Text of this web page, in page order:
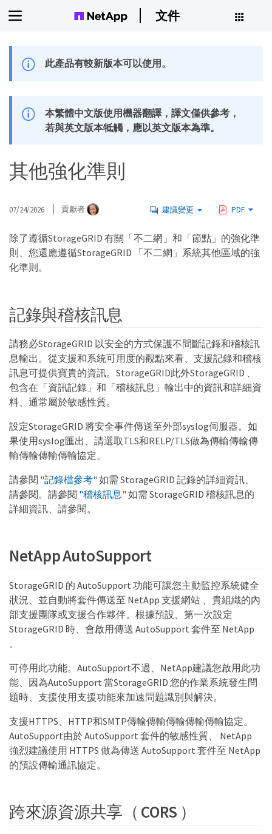
文件
此產品有較新版本可以使用。
本繁體中文版使用機器翻譯，譯文僅供參考，
若與英文版本牴觸，應以英文版本為準。
其他強化準則
07/24/2026 貢獻者 建議變更 PDF
除了遵循StorageGRID 有關「不二網」和「節點」的強化準
則、您還應遵循StorageGRID 「不二網」系統其他區域的強
化準則。
記錄與稽核訊息
請務必StorageGRID 以安全的方式保護不間斷記錄和稽核訊
息輸出。從支援和系統可用度的觀點來看、支援記錄和稽核
訊息可提供寶貴的資訊。StorageGRID此外StorageGRID 、
包含在「資訊記錄」和「稽核訊息」輸出中的資訊和詳細資
料、通常屬於敏感性質。
設定StorageGRID 將安全事件傳送至外部syslog伺服器。如
果使用syslog匯出、請選取TLS和RELP/TLS做為傳輸傳輸傳
輸傳輸傳輸傳輸協定。
請參閱 "記錄檔參考" 如需 StorageGRID 記錄的詳細資訊、
請參閱。請參閱 "稽核訊息" 如需 StorageGRID 稽核訊息的
詳細資訊、請參閱。
NetApp AutoSupport
StorageGRID 的 AutoSupport 功能可讓您主動監控系統健全
狀況、並自動將套件傳送至 NetApp 支援網站 、貴組織的內
部支援團隊或支援合作夥伴。根據預設、第一次設定
StorageGRID 時、會啟用傳送 AutoSupport 套件至 NetApp
。
可停用此功能。AutoSupport不過、NetApp建議您啟用此功
能、因為AutoSupport 當StorageGRID 您的作業系統發生問
題時、支援使用支援功能來加速問題識別與解決。
支援HTTPS、HTTP和SMTP傳輸傳輸傳輸傳輸傳輸協定。
AutoSupport由於 AutoSupport 套件的敏感性質、 NetApp
強烈建議使用 HTTPS 做為傳送 AutoSupport 套件至 NetApp
的預設傳輸通訊協定。
跨來源資源共享（ CORS ）